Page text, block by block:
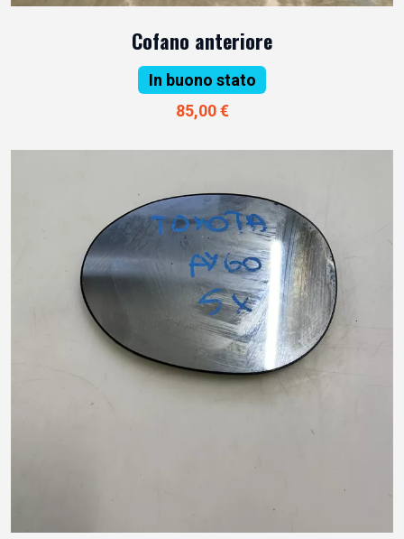
Cofano anteriore
In buono stato
85,00 €